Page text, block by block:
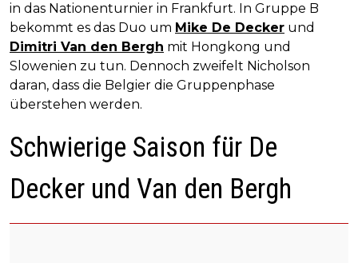
in das Nationenturnier in Frankfurt. In Gruppe B
bekommt es das Duo um Mike De Decker und
Dimitri Van den Bergh mit Hongkong und
Slowenien zu tun. Dennoch zweifelt Nicholson
daran, dass die Belgier die Gruppenphase
überstehen werden.
Schwierige Saison für De
Decker und Van den Bergh